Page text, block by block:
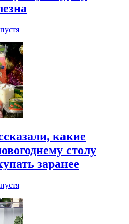
какие
столу
заранее